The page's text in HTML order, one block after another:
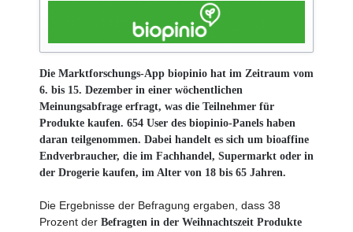
Die Marktforschungs-App biopinio hat im Zeitraum vom
6. bis 15. Dezember in einer wöchentlichen
Meinungsabfrage erfragt, was die Teilnehmer für
Produkte kaufen. 654 User des biopinio-Panels haben
daran teilgenommen. Dabei handelt es sich um bioaffine
Endverbraucher, die im Fachhandel, Supermarkt oder in
der Drogerie kaufen, im Alter von 18 bis 65 Jahren.
Die Ergebnisse der Befragung ergaben, dass 38
Prozent der Befragten in der Weihnachtszeit Produkte